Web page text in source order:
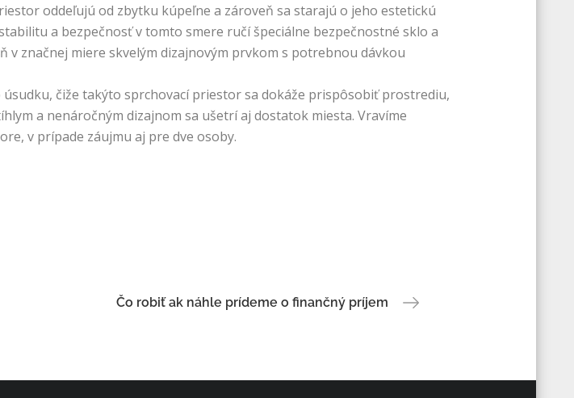
oddeľujú od zbytku kúpeľne a zároveň sa starajú o jeho estetickú
a bezpečnosť v tomto smere ručí špeciálne bezpečnostné sklo a
v značnej miere skvelým dizajnovým prvkom s potrebnou dávkou
čiže takýto sprchovací priestor sa dokáže prispôsobiť prostrediu,
a nenáročným dizajnom sa ušetrí aj dostatok miesta. Vravíme
v prípade záujmu aj pre dve osoby.
Čo robiť ak náhle prídeme o finančný príjem